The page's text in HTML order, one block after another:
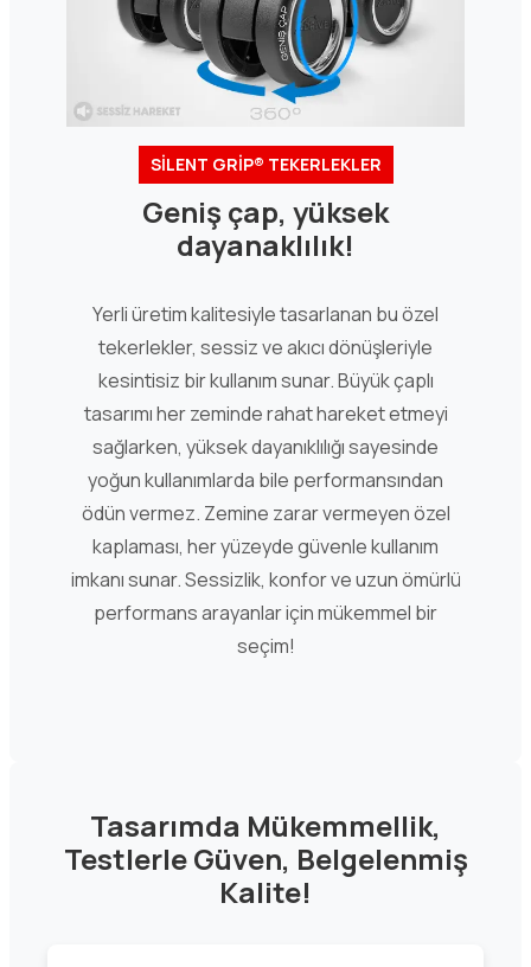
SİLENT GRİP® TEKERLEKLER
Geniş çap, yüksek
dayanaklılık!
Yerli üretim kalitesiyle tasarlanan bu özel
tekerlekler, sessiz ve akıcı dönüşleriyle
kesintisiz bir kullanım sunar. Büyük çaplı
tasarımı her zeminde rahat hareket etmeyi
sağlarken, yüksek dayanıklılığı sayesinde
yoğun kullanımlarda bile performansından
ödün vermez. Zemine zarar vermeyen özel
kaplaması, her yüzeyde güvenle kullanım
imkanı sunar. Sessizlik, konfor ve uzun ömürlü
performans arayanlar için mükemmel bir
seçim!
Tasarımda Mükemmellik,
Testlerle Güven, Belgelenmiş
Kalite!